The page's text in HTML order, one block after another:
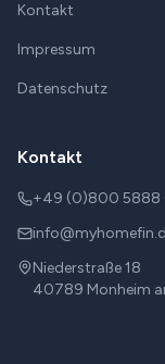
Kontakt
Impressum
Datenschutz
Kontakt
+49 (0)800 5888
Niederstraße 18
40789 Monheim